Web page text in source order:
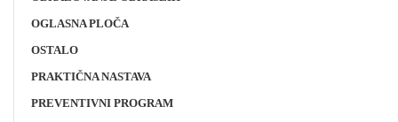
OGLASNA PLOČA
OSTALO
PRAKTIČNA NASTAVA
PREVENTIVNI PROGRAM